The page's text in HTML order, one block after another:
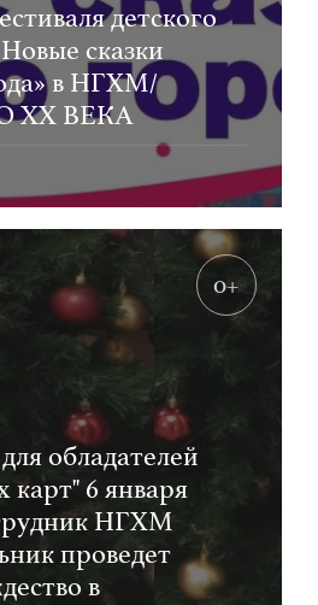
детского
сказки
в НГХМ/
XX ВЕКА
0+
обладателей
6 января
НГХМ
проведет
в